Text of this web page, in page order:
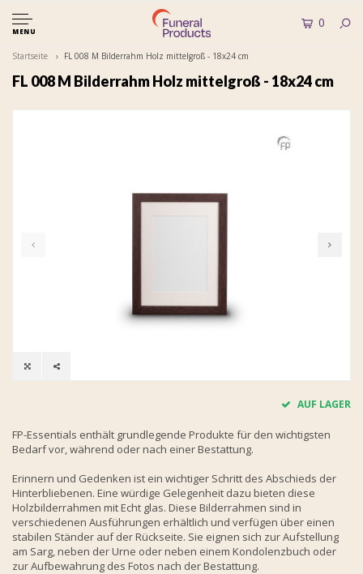
MENU
0
Startseite FL 008 M Bilderrahm Holz mittelgroß - 18x24 cm
FL 008 M Bilderrahm Holz mittelgroß - 18x24 cm
AUF LAGER
FP-Essentials enthält grundlegende Produkte für den wichtigsten
Bedarf vor, während oder nach einer Bestattung.
Erinnern und Gedenken ist ein wichtiger Schritt des Abschieds der
Hinterbliebenen. Eine würdige Gelegenheit dazu bieten diese
Holzbilderrahmen mit Echt glas. Diese Bilderrahmen sind in
verschiedenen Ausführungen erhältlich und verfügen über einen
stabilen Ständer auf der Rückseite. Sie eignen sich zur Aufstellung
am Sarg, neben der Urne oder neben einem Kondolenzbuch oder
zur Aufbewahrung des Fotos nach der Bestattung.